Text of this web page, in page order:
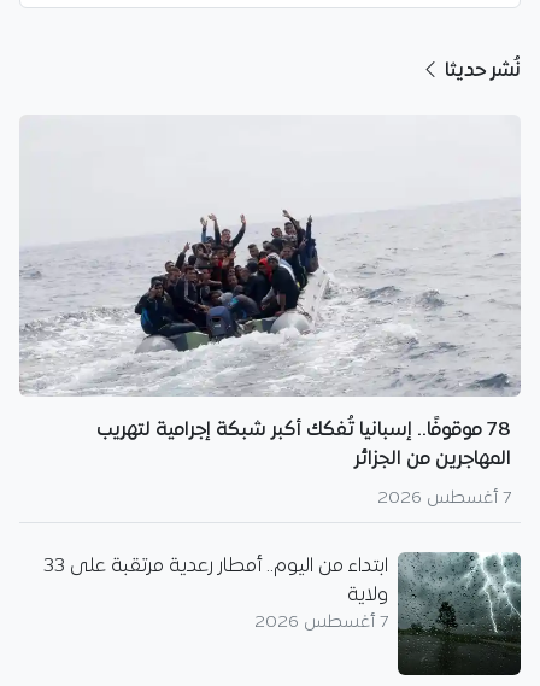
نُشر حديثا
78 موقوفًا.. إسبانيا تُفكك أكبر شبكة إجرامية لتهريب
المهاجرين من الجزائر
7 أغسطس 2026
ابتداء من اليوم.. أمطار رعدية مرتقبة على 33
ولاية
7 أغسطس 2026